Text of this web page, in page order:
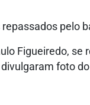
pelo
Figueiredo, se
foto